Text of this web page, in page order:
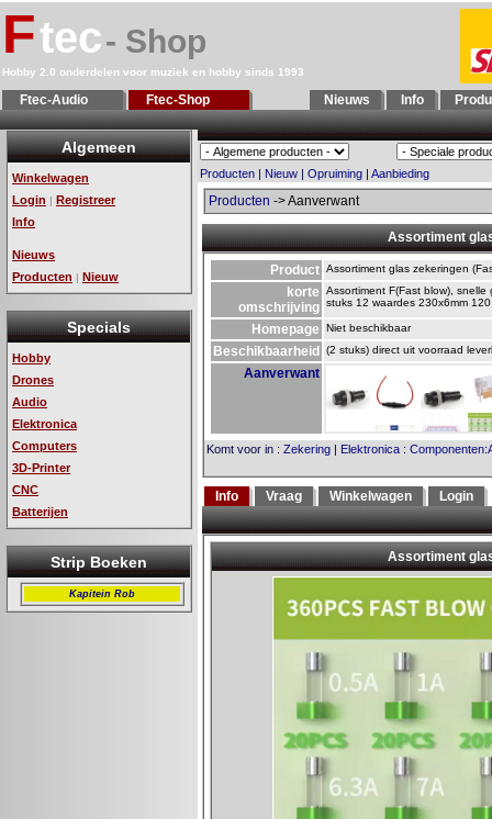
Ftec- Shop
Hobby 2.0 onderdelen voor muziek en hobby sinds 1993
Ftec-Audio Ftec-Shop Nieuws Info
Algemeen
Winkelwagen
Login | Registreer
Info
Nieuws
Producten | Nieuw
Specials
Hobby
Drones
Audio
Elektronica
Computers
3D-Printer
CNC
Batterijen
Strip Boeken
Kapitein Rob
Producten | Nieuw | Opruiming | Aanbieding
Producten -> Aanverwant
Assortiment
Product Assortiment glas zekeringen
korte
omschrijving
Assortiment F(Fast blow),
stuks 12 waardes 230x6mm
Homepage Niet beschikbaar
Beschikbaarheid (2 stuks) direct uit voorraad
Aanverwant
Komt voor in : Zekering | Elektronica :
Info Vraag Winkelwagen Login